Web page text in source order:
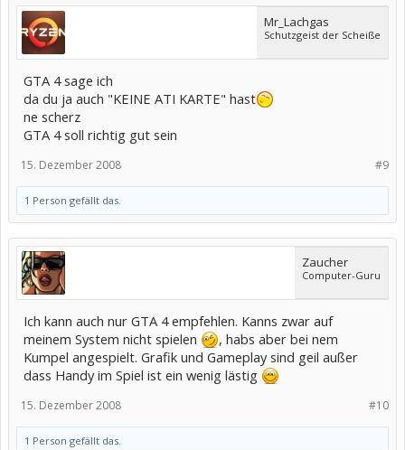
Mr_Lachgas
Schutzgeist der Scheiße
GTA 4 sage ich
da du ja auch "KEINE ATI KARTE" hast
ne scherz
GTA 4 soll richtig gut sein
#9
15. Dezember 2008
1 Person gefällt das.
Zaucher
Computer-Guru
Ich kann auch nur GTA 4 empfehlen. Kanns zwar auf
meinem System nicht spielen
, habs aber bei nem
Kumpel angespielt. Grafik und Gameplay sind geil außer
dass Handy im Spiel ist ein wenig lästig
#10
15. Dezember 2008
1 Person gefällt das.